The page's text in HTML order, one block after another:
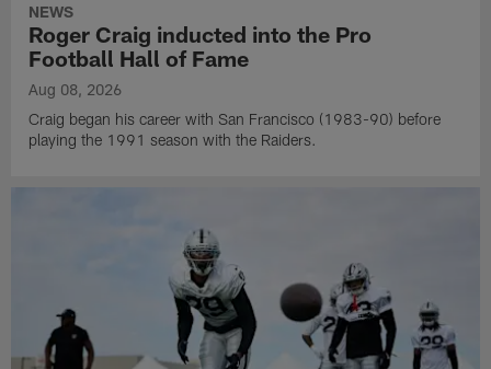
NEWS
Roger Craig inducted into the Pro
Football Hall of Fame
Aug 08, 2026
Craig began his career with San Francisco (1983-90) before
playing the 1991 season with the Raiders.